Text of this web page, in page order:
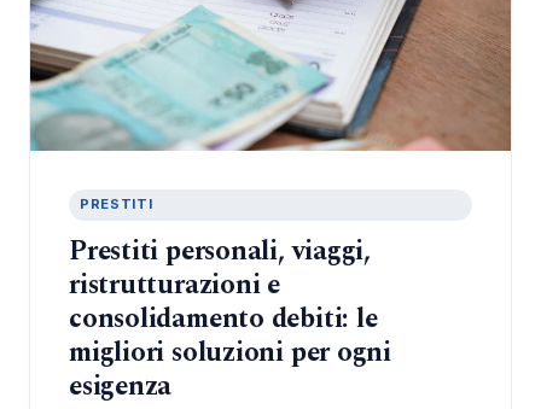
PRESTITI
Prestiti personali, viaggi,
ristrutturazioni e
consolidamento debiti: le
migliori soluzioni per ogni
esigenza